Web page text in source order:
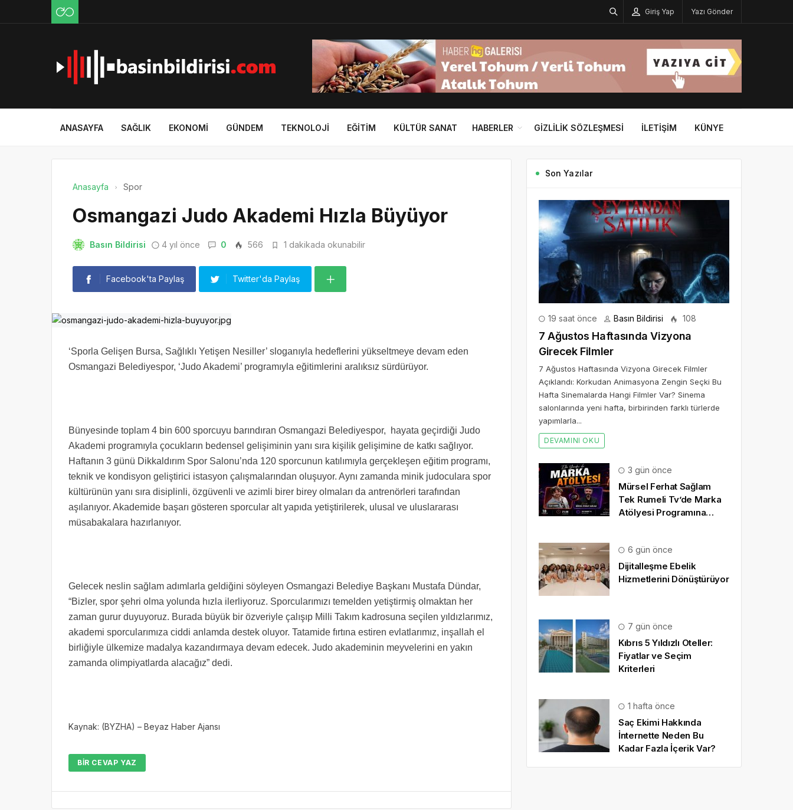
Giriş Yap Yazı Gönder
ANASAYFA SAĞLIK EKONOMI GÜNDEM TEKNOLOJI EĞITIM KÜLTÜR SANAT HABERLER GIZLILIK SÖZLEŞMESI İLETIŞIM KÜNYE
Anasayfa Spor
Osmangazi Judo Akademi Hızla Büyüyor
Basın Bildirisi 4 yıl önce 0 566 1 dakikada okunabilir
Facebook'ta Paylaş Twitter'da Paylaş
‘Sporla Gelişen Bursa, Sağlıklı Yetişen Nesiller’ sloganıyla hedeflerini yükseltmeye devam eden
Osmangazi Belediyespor, ‘Judo Akademi’ programıyla eğitimlerini aralıksız sürdürüyor.
Bünyesinde toplam 4 bin 600 sporcuyu barındıran Osmangazi Belediyespor, hayata geçirdiği Judo
Akademi programıyla çocukların bedensel gelişiminin yanı sıra kişilik gelişimine de katkı sağlıyor.
Haftanın 3 günü Dikkaldırım Spor Salonu’nda 120 sporcunun katılımıyla gerçekleşen eğitim programı,
teknik ve kondisyon geliştirici istasyon çalışmalarından oluşuyor. Aynı zamanda minik judoculara spor
kültürünün yanı sıra disiplinli, özgüvenli ve azimli birer birey olmaları da antrenörleri tarafından
aşılanıyor. Akademide başarı gösteren sporcular alt yapıda yetiştirilerek, ulusal ve uluslararası
müsabakalara hazırlanıyor.
Gelecek neslin sağlam adımlarla geldiğini söyleyen Osmangazi Belediye Başkanı Mustafa Dündar,
“Bizler, spor şehri olma yolunda hızla ilerliyoruz. Sporcularımızı temelden yetiştirmiş olmaktan her
zaman gurur duyuyoruz. Burada büyük bir özveriyle çalışıp Milli Takım kadrosuna seçilen yıldızlarımız,
akademi sporcularımıza ciddi anlamda destek oluyor. Tatamide fırtına estiren evlatlarımız, inşallah el
birliğiyle ülkemize madalya kazandırmaya devam edecek. Judo akademinin meyvelerini en yakın
zamanda olimpiyatlarda alacağız” dedi.
Kaynak: (BYZHA) – Beyaz Haber Ajansı
BIR CEVAP YAZ
Son Yazılar
19 saat önce Basın Bildirisi 108
7 Ağustos Haftasında Vizyona
Girecek Filmler
7 Ağustos Haftasında Vizyona Girecek Filmler
Açıklandı: Korkudan Animasyona Zengin Seçki Bu
Hafta Sinemalarda Hangi Filmler Var? Sinema
salonlarında yeni hafta, birbirinden farklı türlerde
yapımlarla...
DEVAMINI OKU
3 gün önce
Mürsel Ferhat Sağlam
Tek Rumeli Tv’de Marka
Atölyesi Programına
6 gün önce
Dijitalleşme Ebelik
Hizmetlerini Dönüştürüyor
7 gün önce
Kıbrıs 5 Yıldızlı Oteller:
Fiyatlar ve Seçim
Kriterleri
1 hafta önce
Saç Ekimi Hakkında
İnternette Neden Bu
Kadar Fazla İçerik Var?